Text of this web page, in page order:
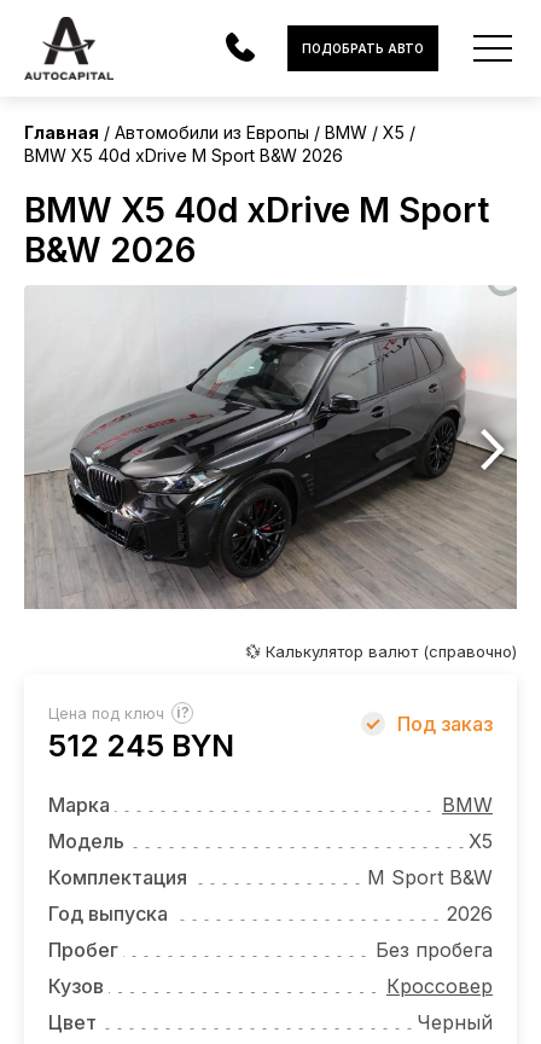
АВТОМОБИЛИ
ЭЛЕКТРОМОБИЛИ
В НАЛИЧИИ
ЛИЗИНГ
НОВОСТИ
ОТЗЫВЫ
ВАКАНСИИ
КОНТАКТЫ
ПОДОБРАТЬ АВТО
Главная Автомобили из Европы BMW
X5
BMW X5 40d xDrive M Sport B&W 2026
BMW X5 40d xDrive M Sport
B&W 2026
Европа
Без пробега
💱 Калькулятор валют (справочно)
Цена под ключ ?
512 245 BYN
Под заказ
Марка
BMW
Модель
X5
Комплектация
M Sport B&W
Год выпуска
2026
Пробег
Без пробега
Кузов
Кроссовер
Цвет
Черный